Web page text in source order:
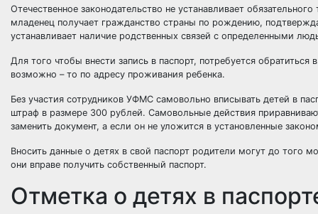
Отечественное законодательство не устанавливает
младенец получает гражданство страны по рождению,
устанавливает наличие родственных связей с определенными
Для того чтобы внести запись в паспорт, потребуется
возможно – то по адресу проживания ребенка.
Без участия сотрудников УФМС самовольно вписывать детей в
штраф в размере 300 рублей. Самовольные действия
заменить документ, а если он не уложится в установленные
Вносить данные о детях в свой паспорт родители могут до того
они вправе получить собственный паспорт.
Отметка о детях в